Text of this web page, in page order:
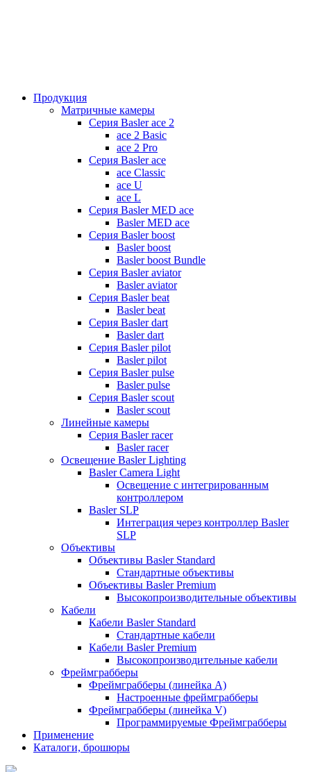
Продукция
Матричные камеры
Серия Basler ace 2
ace 2 Basic
ace 2 Pro
Серия Basler ace
ace Classic
ace U
ace L
Серия Basler MED ace
Basler MED ace
Серия Basler boost
Basler boost
Basler boost Bundle
Серия Basler aviator
Basler aviator
Серия Basler beat
Basler beat
Серия Basler dart
Basler dart
Серия Basler pilot
Basler pilot
Серия Basler pulse
Basler pulse
Серия Basler scout
Basler scout
Линейные камеры
Серия Basler racer
Basler racer
Освещение Basler Lighting
Basler Camera Light
Освещение с интегрированным
контроллером
Basler SLP
Интеграция через контроллер Basler
SLP
Объективы
Объективы Basler Standard
Стандартные объективы
Объективы Basler Premium
Высокопроизводительные объективы
Кабели
Кабели Basler Standard
Стандартные кабели
Кабели Basler Premium
Высокопроизводительные кабели
Фреймграбберы
Фреймграбберы (линейка А)
Настроенные фреймграбберы
Фреймграбберы (линейка V)
Программируемые Фреймграбберы
Применение
Каталоги, брошюры